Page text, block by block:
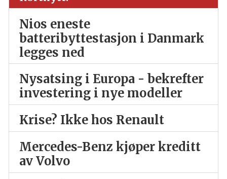
Nios eneste
batteribyttestasjon i Danmark
legges ned
Nysatsing i Europa - bekrefter
investering i nye modeller
Krise? Ikke hos Renault
Mercedes-Benz kjøper kreditt
av Volvo